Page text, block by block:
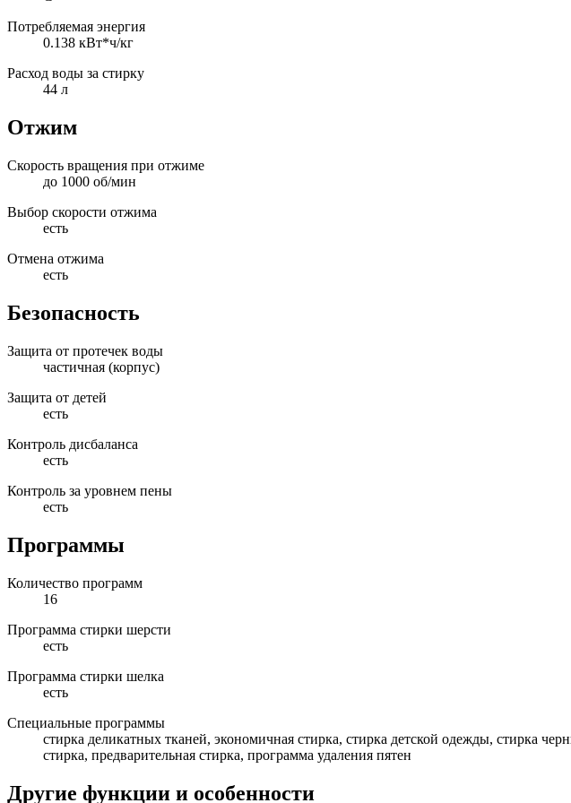
Потребляемая энергия
0.138 кВт*ч/кг
Расход воды за стирку
44 л
Отжим
Скорость вращения при отжиме
до 1000 об/мин
Выбор скорости отжима
есть
Отмена отжима
есть
Безопасность
Защита от протечек воды
частичная (корпус)
Защита от детей
есть
Контроль дисбаланса
есть
Контроль за уровнем пены
есть
Программы
Количество программ
16
Программа стирки шерсти
есть
Программа стирки шелка
есть
Специальные программы
стирка деликатных тканей, экономичная стирка, стирка детской одежды, стирка
стирка, предварительная стирка, программа удаления пятен
Другие функции и особенности